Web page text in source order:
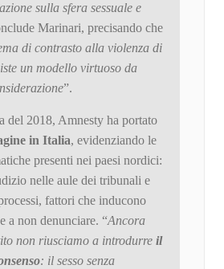
sulla sfera sessuale e
Marinari, precisando che
di contrasto alla violenza di
un modello virtuoso da
”.
del 2018, Amnesty ha portato
in Italia, evidenziando le
presenti nei paesi nordici:
nelle aule dei tribunali e
fattori che inducono
a non denunciare. “Ancora
non riusciamo a introdurre il
: il sesso senza